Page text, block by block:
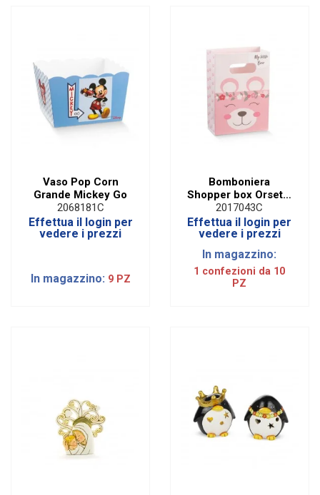
Vaso Pop Corn
Grande Mickey Go
2068181C
Effettua il login per
vedere i prezzi
In magazzino: 9 PZ
Bomboniera
Shopper box Orsetta
pon pon rosa (10
PZ)
2017043C
Effettua il login per
vedere i prezzi
In magazzino:
1 confezioni da 10
PZ